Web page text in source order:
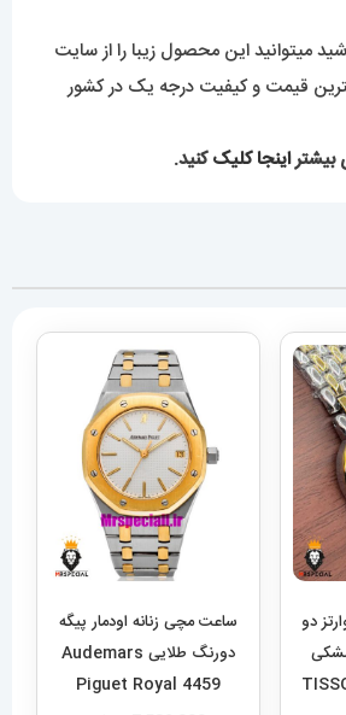
میتوانید این محصول زیبا را از سایت
قیمت و کیفیت درجه یک در کشور
بیشتراینجا کلیککنید.
دو
ساعت مچی زنانه اودمار پیگه
دورنگ طلایی Audemars
Piguet Royal 4459